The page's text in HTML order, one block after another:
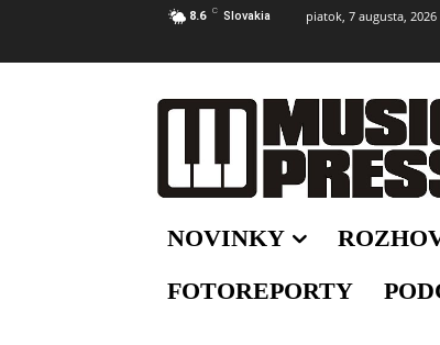
8.6 C Slovakia piatok, 7 augusta, 2026
NOVINKY
FOTOREPORTY